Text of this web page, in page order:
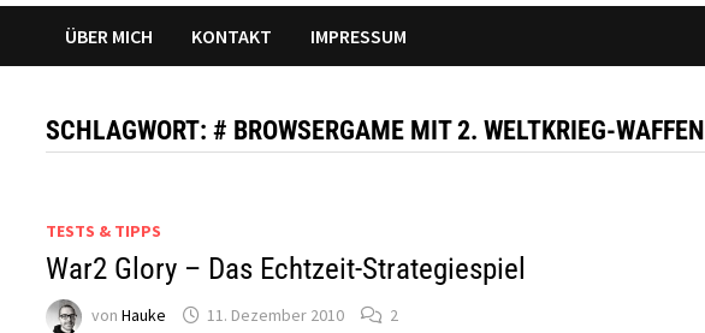
ÜBER MICH KONTAKT IMPRESSUM
SCHLAGWORT:# BROWSERGAME MIT 2. WELTKRIEG-WAFFEN
TESTS & TIPPS
War2 Glory – Das Echtzeit-Strategiespiel
vonHauke 11. Dezember 2010 2